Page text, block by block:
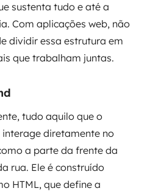
sustenta tudo e até a
Com aplicações web, não
dividir essa estrutura em
que trabalham juntas.
tudo aquilo que o
diretamente no
a parte da frente da
rua. Ele é construído
HTML, que define a